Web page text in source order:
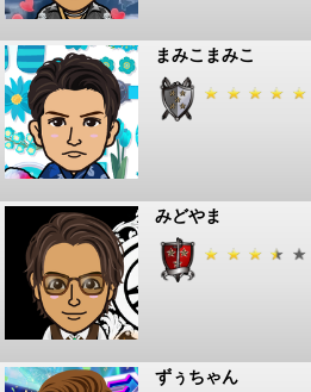
まみこまみこ
みどやま
ずぅちゃん